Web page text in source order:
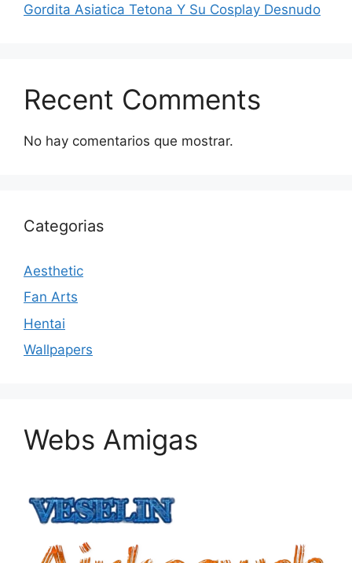
Gordita Asiatica Tetona Y Su Cosplay Desnudo
Recent Comments
No hay comentarios que mostrar.
Categorias
Aesthetic
Fan Arts
Hentai
Wallpapers
Webs Amigas